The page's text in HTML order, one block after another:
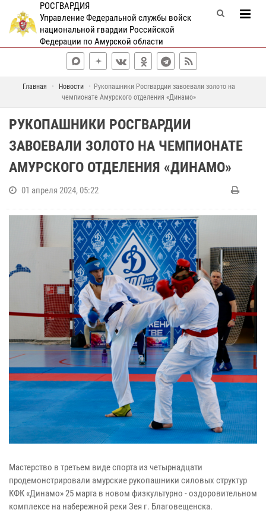
РОСГВАРДИЯ
Управление Федеральной службы войск
национальной гвардии Российской
Федерации по Амурской области
Главная Новости
Рукопашники Росгвардии завоевали золото на
чемпионате Амурского отделения «Динамо»
РУКОПАШНИКИ РОСГВАРДИИ
ЗАВОЕВАЛИ ЗОЛОТО НА ЧЕМПИОНАТЕ
АМУРСКОГО ОТДЕЛЕНИЯ «ДИНАМО»
01 апреля 2024, 05:22
Мастерство в третьем виде спорта из четырнадцати
продемонстрировали амурские рукопашники силовых структур
КФК «Динамо» 25 марта в новом физкультурно - оздоровительном
комплексе на набережной реки Зея г. Благовещенска.